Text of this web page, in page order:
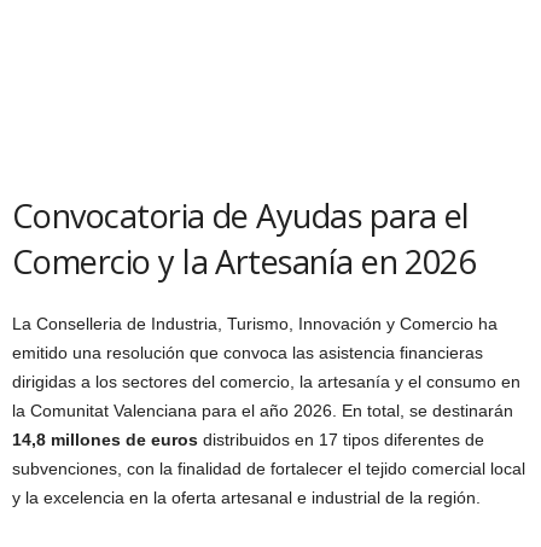
Convocatoria de Ayudas para el
Comercio y la Artesanía en 2026
La Conselleria de Industria, Turismo, Innovación y Comercio ha
emitido una resolución que convoca las asistencia financieras
dirigidas a los sectores del comercio, la artesanía y el consumo en
la Comunitat Valenciana para el año 2026. En total, se destinarán
14,8 millones de euros distribuidos en 17 tipos diferentes de
subvenciones, con la finalidad de fortalecer el tejido comercial local
y la excelencia en la oferta artesanal e industrial de la región.